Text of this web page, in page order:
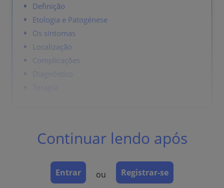
Definição
Etologia e Patogénese
Os sintomas
Localização
Complicações
Diagnóstico
Piolho do cabeça.
Lesões pruriginosas do couro cabeludo, geralmente
Continuar lendo após
Entrar ou Registrar-se